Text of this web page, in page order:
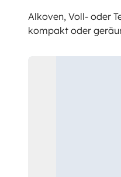
Alkoven, Voll- oder
kompakt oder